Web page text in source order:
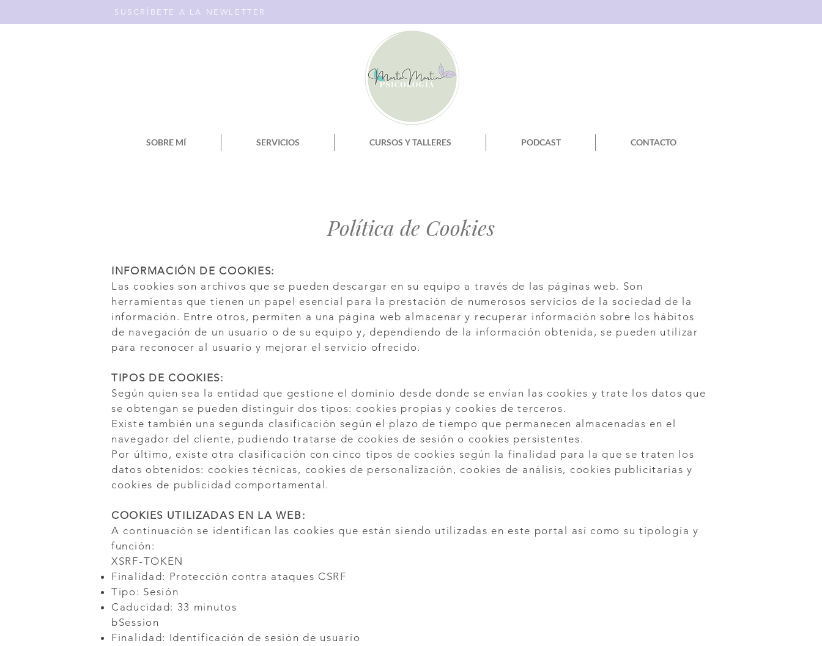
SUSCRÍBETE A LA NEWLETTER
SOBRE MÍ SERVICIOS CURSOS Y TALLERES PODCAST CONTACTO
Política de Cookies
INFORMACIÓN DE COOKIES:
Las cookies son archivos que se pueden descargar en su equipo a través de las páginas web. Son
herramientas que tienen un papel esencial para la prestación de numerosos servicios de la sociedad de la
información. Entre otros, permiten a una página web almacenar y recuperar información sobre los hábitos
de navegación de un usuario o de su equipo y, dependiendo de la información obtenida, se pueden utilizar
para reconocer al usuario y mejorar el servicio ofrecido.
TIPOS DE COOKIES:
Según quien sea la entidad que gestione el dominio desde donde se envían las cookies y trate los datos que
se obtengan se pueden distinguir dos tipos: cookies propias y cookies de terceros.
Existe también una segunda clasificación según el plazo de tiempo que permanecen almacenadas en el
navegador del cliente, pudiendo tratarse de cookies de sesión o cookies persistentes.
Por último, existe otra clasificación con cinco tipos de cookies según la finalidad para la que se traten los
datos obtenidos: cookies técnicas, cookies de personalización, cookies de análisis, cookies publicitarias y
cookies de publicidad comportamental.
COOKIES UTILIZADAS EN LA WEB:
A continuación se identifican las cookies que están siendo utilizadas en este portal así como su tipología y
función:
XSRF-TOKEN
Finalidad: Protección contra ataques CSRF
Tipo: Sesión
Caducidad: 33 minutos
bSession
Finalidad: Identificación de sesión de usuario